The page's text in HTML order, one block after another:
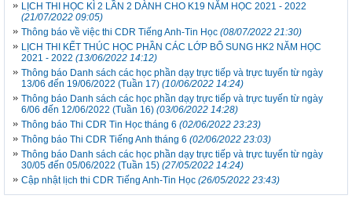
LỊCH THI HỌC KÌ 2 LẦN 2 DÀNH CHO K19 NĂM HỌC 2021 - 2022
(21/07/2022 09:05)
Thông báo về việc thi CDR Tiếng Anh-Tin Học (08/07/2022 21:30)
LỊCH THI KẾT THÚC HỌC PHẦN CÁC LỚP BỔ SUNG HK2 NĂM HỌC
2021 - 2022 (13/06/2022 14:12)
Thông báo Danh sách các học phần dạy trực tiếp và trực tuyến từ ngày
13/06 đến 19/06/2022 (Tuần 17) (10/06/2022 14:24)
Thông báo Danh sách các học phần dạy trực tiếp và trực tuyến từ ngày
6/06 đến 12/06/2022 (Tuần 16) (03/06/2022 14:28)
Thông báo Thi CDR Tin Học tháng 6 (02/06/2022 23:23)
Thông báo Thi CDR Tiếng Anh tháng 6 (02/06/2022 23:03)
Thông báo Danh sách các học phần dạy trực tiếp và trực tuyến từ ngày
30/05 đến 05/06/2022 (Tuần 15) (27/05/2022 14:24)
Cập nhật lịch thi CDR Tiếng Anh-Tin Học (26/05/2022 23:43)